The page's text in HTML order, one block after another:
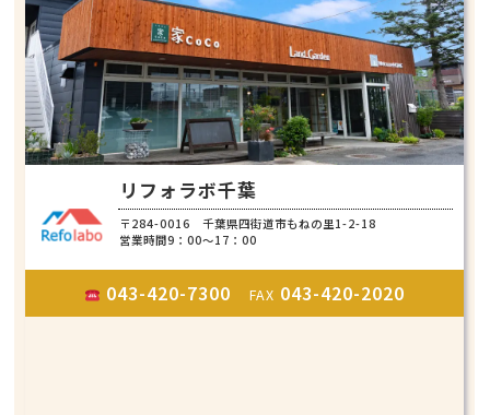
リフォラボ千葉
〒284-0016 千葉県四街道市もねの里1-2-18
営業時間9：00～17：00
043-420-7300FAX 043-420-2020